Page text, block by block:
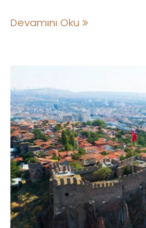
Devamını Oku